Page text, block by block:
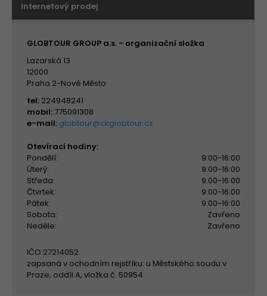
Internetový prodej
GLOBTOUR GROUP a.s. - organizační složka
Lazarská 13
12000
Praha 2-Nové Město
tel: 224948241
mobil: 775091308
e-mail: globtour@ckglobtour.cz
Otevírací hodiny:
Pondělí:
9:00-16:00
Úterý:
9:00-16:00
Středa:
9:00-16:00
Čtvrtek:
9:00-16:00
Pátek:
9:00-16:00
Sobota:
Zavřeno
Neděle:
Zavřeno
IČO:27214052
zapsaná v ochodním rejstříku: u Městského soudu v
Praze, oddíl A, vložka č. 50954